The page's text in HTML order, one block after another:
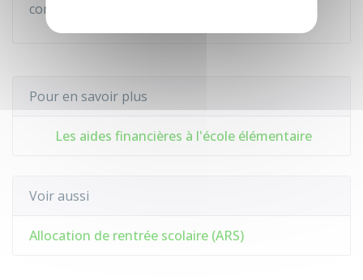
commune peuvent être cumulées.
Pour en savoir plus
Les aides financières à l'école élémentaire
Voir aussi
Allocation de rentrée scolaire (ARS)